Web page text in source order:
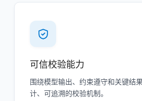
可信校验能力
围绕模型输出、约束遵守和关键结
计、可追溯的校验机制。